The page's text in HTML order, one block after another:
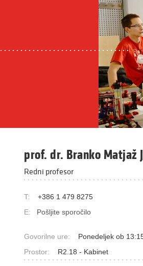
prof. dr. Branko Matjaž
Redni profesor
T:
+386 1 479 8275
E:
Pošljite sporočilo
Govorilne ure:
Ponedeljek ob
Prostor:
R2.18 - Kabinet